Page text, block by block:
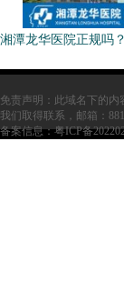
湘潭龙华医院正规吗
免责声明：此域名下的
我们取得联系，邮箱：
备案信息：粤ICP备